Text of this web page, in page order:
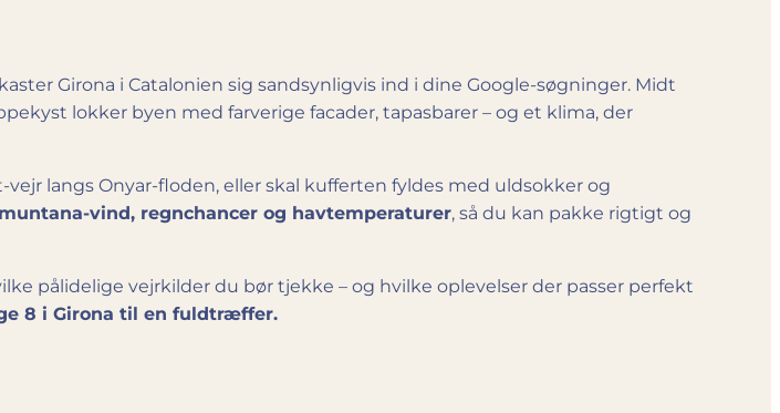
Girona i Catalonien sig sandsynligvis ind i dine Google-søgninger. Midt
lokker byen med farverige facader, tapasbarer – og et klima, der
vejr langs Onyar-floden, eller skal kufferten fyldes med uldsokker og
vind, regnchancer og havtemperaturer, så du kan pakke rigtigt og
pålidelige vejrkilder du bør tjekke – og hvilke oplevelser der passer perfekt
8 i Girona til en fuldtræffer.